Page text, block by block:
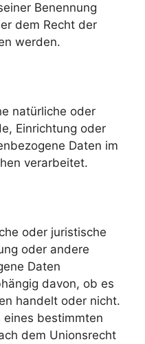
Benennung
dem Recht der
werden.
natürliche oder
Einrichtung oder
Daten im
verarbeitet.
oder juristische
oder andere
Daten
davon, ob es
handelt oder nicht.
eines bestimmten
dem Unionsrecht